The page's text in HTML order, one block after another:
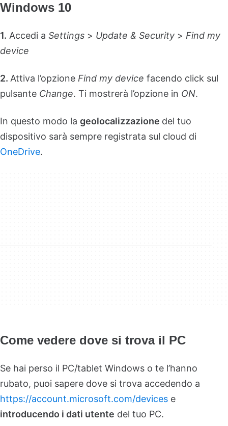
Windows 10
1. Accedi a Settings > Update & Security > Find my
device
2. Attiva l’opzione Find my device facendo click sul
pulsante Change. Ti mostrerà l’opzione in ON.
In questo modo la geolocalizzazione del tuo
dispositivo sarà sempre registrata sul cloud di
OneDrive.
Come vedere dove si trova il PC
Se hai perso il PC/tablet Windows o te l’hanno
rubato, puoi sapere dove si trova accedendo a
https://account.microsoft.com/devices e
introducendo i dati utente del tuo PC.